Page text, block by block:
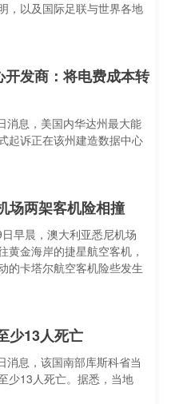
，以及国际足联与世界各地
发商：将电费成本转
消息，美国内华达州最大能
起诉正在该州建造数据中心
场两架客机险相撞
早晨，澳大利亚悉尼机场
黄金海岸的捷星航空客机，
的卡塔尔航空客机险些发生
少13人死亡
消息，该国南部库斯科省当
少13人死亡。据悉，当地